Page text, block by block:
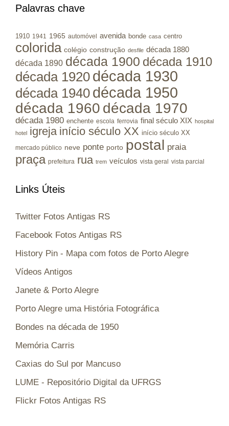
Palavras chave
1910 1941 1965 automóvel avenida bonde casa centro
colorida colégio construção desfile década 1880
década 1890 década 1900 década 1910
década 1920 década 1930
década 1940 década 1950
década 1960 década 1970
década 1980 enchente escola ferrovia final século XIX hospital
hotel igreja início século XX início século XX
mercado público neve ponte porto postal praia
praça prefeitura rua trem veículos vista geral vista parcial
Links Úteis
Twitter Fotos Antigas RS
Facebook Fotos Antigas RS
History Pin - Mapa com fotos de Porto Alegre
Vídeos Antigos
Janete & Porto Alegre
Porto Alegre uma História Fotográfica
Bondes na década de 1950
Memória Carris
Caxias do Sul por Mancuso
LUME - Repositório Digital da UFRGS
Flickr Fotos Antigas RS